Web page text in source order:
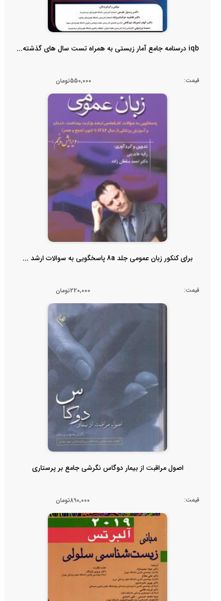
iqb درسنامه جامع آمار زیستی به همراه تست سال های گذشته...
قیمت: 550,000تومان
برای کنکور زبان عمومی جلد 8a پاسخگویی به سوالات ارشد ...
قیمت: 220,000تومان
اصول مراقبت از بیمار دوگاس نگرشی جامع بر پرستاری
قیمت: 890,000تومان